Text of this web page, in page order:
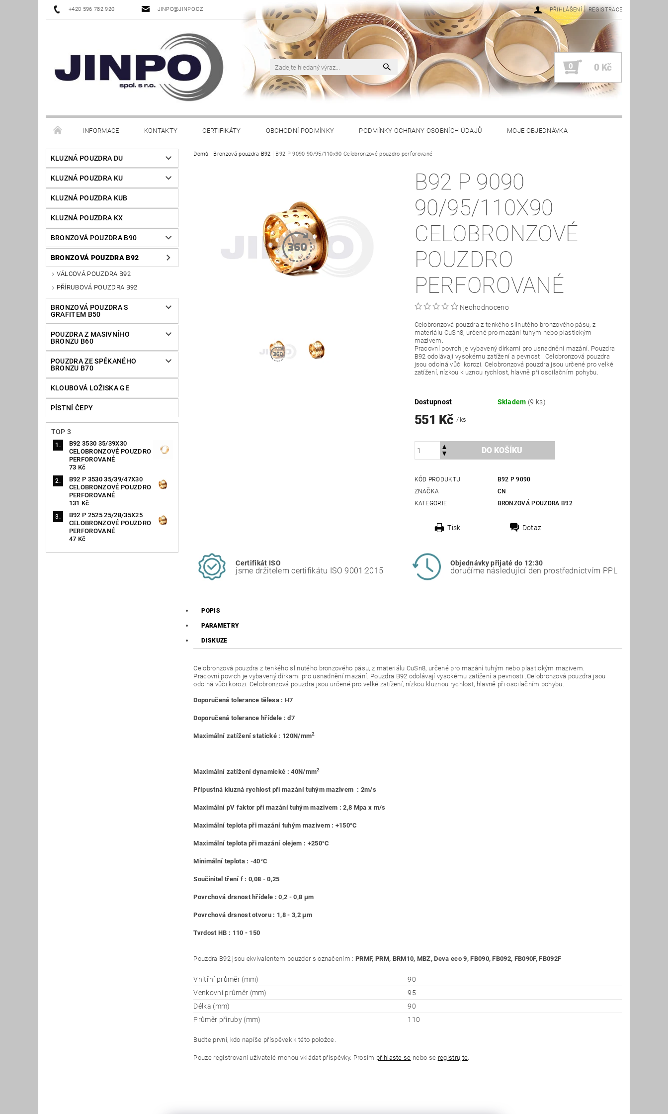
+420 596 782 920 JINPO@JINPO.CZ PŘIHLÁŠENÍ | REGISTRACE
0 0 Kč
INFORMACE KONTAKTY CERTIFIKÁTY OBCHODNÍ PODMÍNKY PODMÍNKY OCHRANY OSOBNÍCH ÚDAJŮ MOJE OBJEDNÁVKA
KLUZNÁ POUZDRA DU
KLUZNÁ POUZDRA KU
KLUZNÁ POUZDRA KUB
KLUZNÁ POUZDRA KX
BRONZOVÁ POUZDRA B90
BRONZOVÁ POUZDRA B92
VÁLCOVÁ POUZDRA B92
PŘÍRUBOVÁ POUZDRA B92
BRONZOVÁ POUZDRA S
GRAFITEM B50
POUZDRA Z MASIVNÍHO
BRONZU B60
POUZDRA ZE SPÉKANÉHO
BRONZU B70
KLOUBOVÁ LOŽISKA GE
PÍSTNÍ ČEPY
TOP 3
B92 3530 35/39X30
CELOBRONZOVÉ POUZDRO
PERFOROVANÉ
73 Kč
B92 P 3530 35/39/47X30
CELOBRONZOVÉ POUZDRO
PERFOROVANÉ
131 Kč
B92 P 2525 25/28/35X25
CELOBRONZOVÉ POUZDRO
PERFOROVANÉ
47 Kč
Domů Bronzová pouzdra B92 B92 P 9090 90/95/110x90 Celobronzové pouzdro perforované
B92 P 9090
90/95/110X90
CELOBRONZOVÉ
POUZDRO
PERFOROVANÉ
Neohodnoceno
Celobronzová pouzdra z tenkého slinutého bronzového pásu, z
materiálu CuSn8, určené pro mazání tuhým nebo plastickým
mazivem.
Pracovní povrch je vybavený dírkami pro usnadnění mazání. Pouzdra
B92 odolávají vysokému zatížení a pevnosti .Celobronzová pouzdra
jsou odolná vůči korozi. Celobronzová pouzdra jsou určené pro velké
zatížení, nízkou kluznou rychlost, hlavně při oscilačním pohybu.
Dostupnost Skladem (9 ks)
551 Kč/ ks
KÓD PRODUKTU
B92 P 9090
ZNAČKA
CN
KATEGORIE
BRONZOVÁ POUZDRA B92
Tisk Dotaz
Certifikát ISO
jsme držitelem certifikátu ISO 9001:2015
Objednávky přijaté do 12:30
doručíme následující den prostřednictvím PPL
POPIS
PARAMETRY
DISKUZE
Celobronzová pouzdra z tenkého slinutého bronzového pásu, z materiálu CuSn8, určené pro mazání tuhým nebo plastickým mazivem.
Pracovní povrch je vybavený dírkami pro usnadnění mazání. Pouzdra B92 odolávají vysokému zatížení a pevnosti .Celobronzová pouzdra jsou
odolná vůči korozi. Celobronzová pouzdra jsou určené pro velké zatížení, nízkou kluznou rychlost, hlavně při oscilačním pohybu.
Doporučená tolerance tělesa : H7
Doporučená tolerance hřídele : d7
Maximální zatížení statické : 120N/mm2
Maximální zatížení dynamické : 40N/mm2
Přípustná kluzná rychlost při mazání tuhým mazivem : 2m/s
Maximální pV faktor při mazání tuhým mazivem : 2,8 Mpa x m/s
Maximální teplota při mazání tuhým mazivem : +150°C
Maximální teplota při mazání olejem : +250°C
Minimální teplota : -40°C
Součinitel tření f : 0,08 - 0,25
Povrchová drsnost hřídele : 0,2 - 0,8 μm
Povrchová drsnost otvoru : 1,8 - 3,2 μm
Tvrdost HB : 110 - 150
Pouzdra B92 jsou ekvivalentem pouzder s označením :PRMF, PRM, BRM10, MBZ, Deva eco 9, FB090, FB092, FB090F, FB092F
Vnitřní průměr (mm)
90
Venkovní průměr (mm)
95
Délka (mm)
90
Průměr příruby (mm)
110
Buďte první, kdo napíše příspěvek k této položce.
Pouze registrovaní uživatelé mohou vkládat příspěvky. Prosím přihlaste se nebo se registrujte.